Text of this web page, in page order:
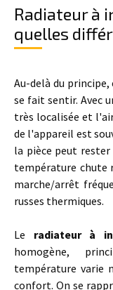
Radiateur à
quelles
Au-delà du
se fait sentir. Avec
très localisée et
de l'appareil est
la pièce peut
température chute
marche/arrêt
russes thermiques.
Le radiateur à
homogène,
température varie
confort. On se